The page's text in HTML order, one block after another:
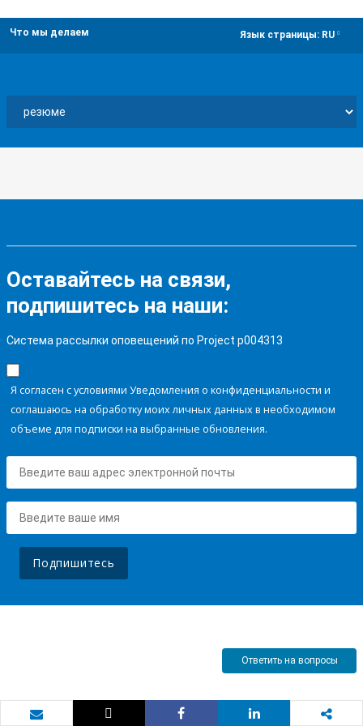
Что мы делаем Язык страницы: RU
Оставайтесь на связи,
подпишитесь на наши:
Система рассылки оповещений по Project p004313
Я согласен с условиями Уведомления о конфиденциальности и
соглашаюсь на обработку моих личных данных в необходимом
объеме для подписки на выбранные обновления.
Подпишитесь
Ответить на вопросы